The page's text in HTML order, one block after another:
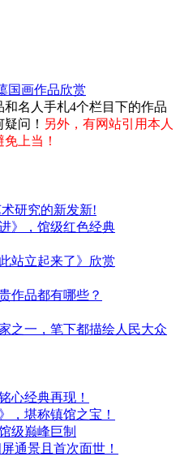
国画作品欣赏
名人手札4个栏目下的作品
问！ 另外，有网站引用本人
上当！
术研究的新发新!
》，馆级红色经典
站立起来了》欣赏
作品都有哪些？
之一，笔下都描绘人民大众
心经典再现！
，堪称镇馆之宝！
级巅峰巨制
通景且首次面世！